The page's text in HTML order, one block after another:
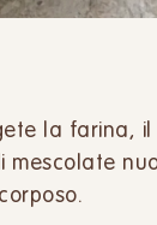
la farina,
mescolate